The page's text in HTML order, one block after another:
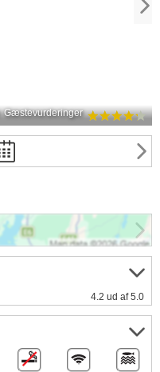
Gæstevurderinger
4.2 ud af 5.0